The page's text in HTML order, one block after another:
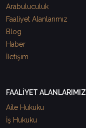
Arabuluculuk
Faaliyet Alanlarımız
Blog
Haber
İletişim
FAALİYET ALANLARIMIZ
Aile Hukuku
İş Hukuku